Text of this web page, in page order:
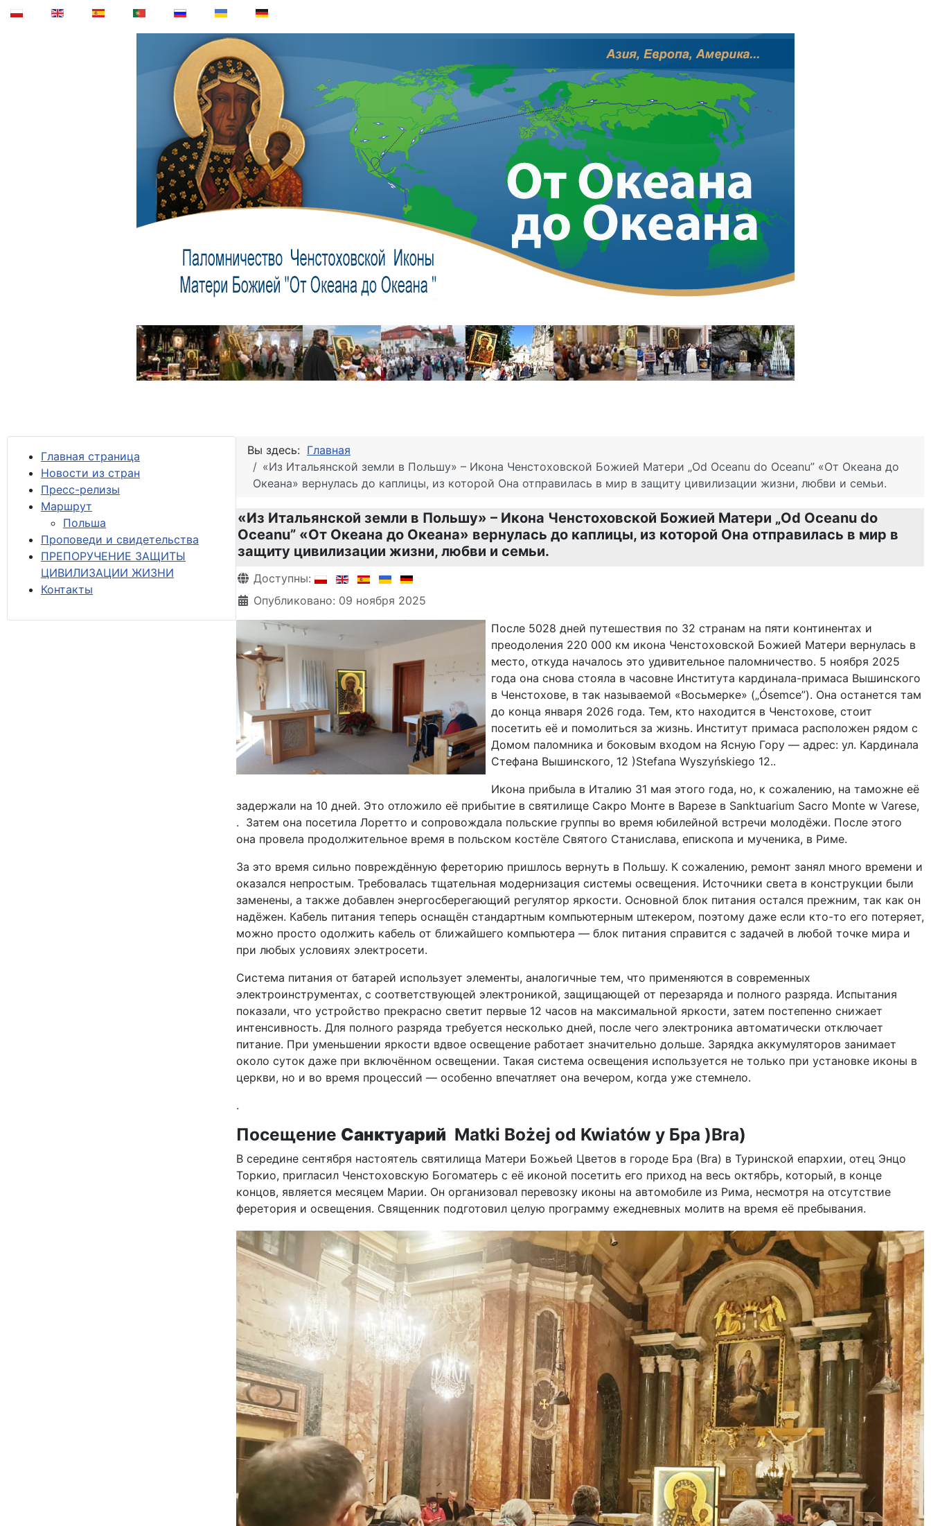
Главная страница
Новости из стран
Пресс-релизы
Маршрут
Польша
Проповеди и свидетельства
ПРЕПОРУЧЕНИЕ ЗАЩИТЫ
ЦИВИЛИЗАЦИИ ЖИЗНИ
Контакты
Вы здесь: Главная
«Из Итальянской земли в Польшу» – Икона Ченстоховской Божией Матери „Od Oceanu do Oceanu” «От Oкеана до
Oкеана» вернулась до каплицы, из которой Oна отправилась в мир в защиту цивилизации жизни, любви и семьи.
«Из Итальянской земли в Польшу» – Икона Ченстоховской Божией Матери „Od Oceanu do
Oceanu” «От Oкеана до Oкеана» вернулась до каплицы, из которой Oна отправилась в мир в
защиту цивилизации жизни, любви и семьи.
Информация о материале
Доступны:
Опубликовано: 09 ноября 2025
После 5028 дней путешествия по 32 странам на пяти континентах и
преодоления 220 000 км икона Ченстоховской Божией Матери вернулась в
место, откуда началось это удивительное паломничество. 5 ноября 2025
года она снова стояла в часовне Института кардинала-примаса Вышинского
в Ченстохове, в так называемой «Восьмерке» („Ósemce”). Она останется там
до конца января 2026 года. Тем, кто находится в Ченстохове, стоит
посетить её и помолиться за жизнь. Институт примаса расположен рядом с
Домом паломника и боковым входом на Ясную Гору — адрес: ул. Кардинала
Стефана Вышинского, 12 )Stefana Wyszyńskiego 12..
Икона прибыла в Италию 31 мая этого года, но, к сожалению, на таможне её
задержали на 10 дней. Это отложило её прибытие в святилище Сакро Монте в Варезе в Sanktuarium Sacro Monte w Varese,
. Затем она посетила Лоретто и сопровождала польские группы во время юбилейной встречи молодёжи. После этого
она провела продолжительное время в польском костёле Святого Станислава, епископа и мученика, в Риме.
За это время сильно повреждённую фереторию пришлось вернуть в Польшу. К сожалению, ремонт занял много времени и
оказался непростым. Требовалась тщательная модернизация системы освещения. Источники света в конструкции были
заменены, а также добавлен энергосберегающий регулятор яркости. Основной блок питания остался прежним, так как он
надёжен. Кабель питания теперь оснащён стандартным компьютерным штекером, поэтому даже если кто-то его потеряет,
можно просто одолжить кабель от ближайшего компьютера — блок питания справится с задачей в любой точке мира и
при любых условиях электросети.
Система питания от батарей использует элементы, аналогичные тем, что применяются в современных
электроинструментах, с соответствующей электроникой, защищающей от перезаряда и полного разряда. Испытания
показали, что устройство прекрасно светит первые 12 часов на максимальной яркости, затем постепенно снижает
интенсивность. Для полного разряда требуется несколько дней, после чего электроника автоматически отключает
питание. При уменьшении яркости вдвое освещение работает значительно дольше. Зарядка аккумуляторов занимает
около суток даже при включённом освещении. Такая система освещения используется не только при установке иконы в
церкви, но и во время процессий — особенно впечатляет она вечером, когда уже стемнело.
.
Посещение Санктуарий Matki Bożej od Kwiatów у Бра )Bra)
В середине сентября настоятель святилища Матери Божьей Цветов в городе Бра (Bra) в Туринской епархии, отец Энцо
Торкио, пригласил Ченстоховскую Богоматерь с её иконой посетить его приход на весь октябрь, который, в конце
концов, является месяцем Марии. Он организовал перевозку иконы на автомобиле из Рима, несмотря на отсутствие
феретория и освещения. Священник подготовил целую программу ежедневных молитв на время её пребывания.